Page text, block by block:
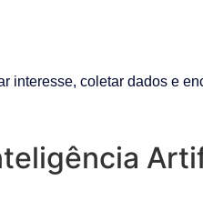
coletar dados e